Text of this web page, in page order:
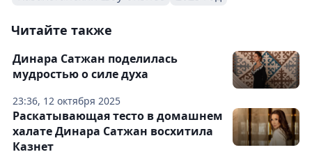
Читайте также
23:36, 12 октября 2025
Динара Сатжан поделилась
мудростью о силе духа
Раскатывающая тесто в домашнем
халате Динара Сатжан восхитила
Казнет